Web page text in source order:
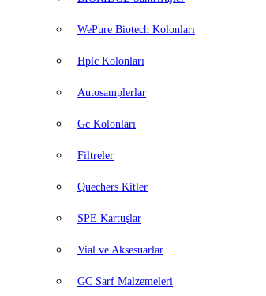
WePure Biotech Kolonları
Hplc Kolonları
Autosamplerlar
Gc Kolonları
Filtreler
Quechers Kitler
SPE Kartuşlar
Vial ve Aksesuarlar
GC Sarf Malzemeleri